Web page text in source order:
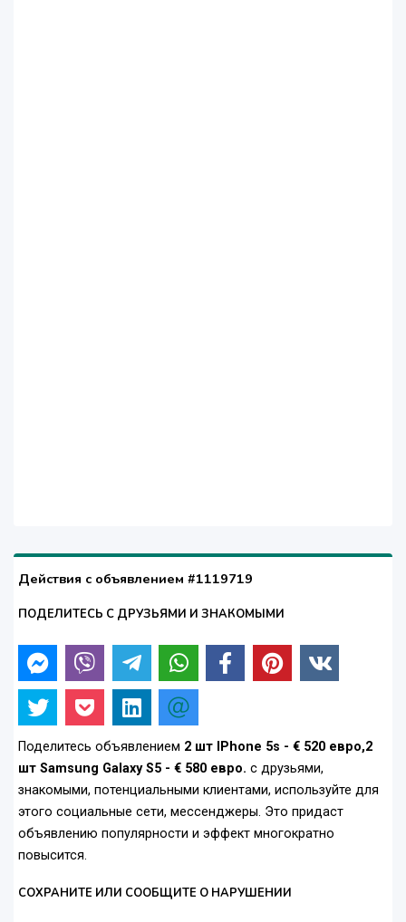
Действия с объявлением #1119719
ПОДЕЛИТЕСЬ С ДРУЗЬЯМИ И ЗНАКОМЫМИ
Поделитесь объявлением 2 шт IPhone 5s - € 520 евро,2
шт Samsung Galaxy S5 - € 580 евро. с друзьями,
знакомыми, потенциальными клиентами, используйте для
этого социальные сети, мессенджеры. Это придаст
объявлению популярности и эффект многократно
повысится.
СОХРАНИТЕ ИЛИ СООБЩИТЕ О НАРУШЕНИИ